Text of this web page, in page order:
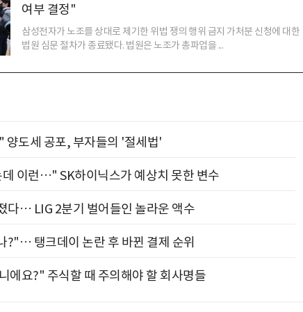
여부 결정"
삼성전자가 노조를 상대로 제기한 위법 쟁의 행위 금지 가처분 신청에 대한
법원 심문 절차가 종료됐다. 법원은 노조가 총파업을 ...
양도세 공포, 부자들의 '절세법'
이런…" SK하이닉스가 예상치 못한 변수
다… LIG 2분기 벌어들인 놀라운 액수
?"… 탱크데이 논란 후 바뀐 결제 순위
에요?" 주식할 때 주의해야 할 회사명들